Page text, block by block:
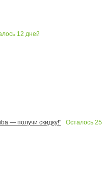
12 дней
— получи скидку!"
Осталось 25